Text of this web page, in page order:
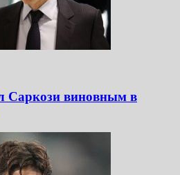
Саркози виновным в